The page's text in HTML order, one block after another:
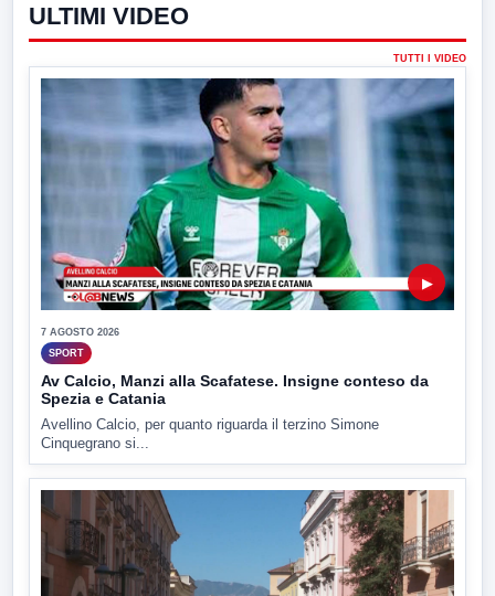
ULTIMI VIDEO
TUTTI I VIDEO
▶
7 AGOSTO 2026
SPORT
Av Calcio, Manzi alla Scafatese. Insigne conteso da
Spezia e Catania
Avellino Calcio, per quanto riguarda il terzino Simone
Cinquegrano si...